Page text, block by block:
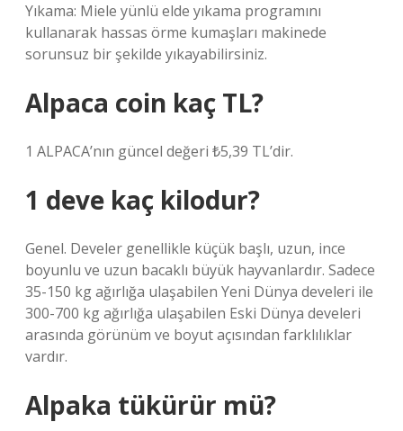
Yıkama: Miele yünlü elde yıkama programını
kullanarak hassas örme kumaşları makinede
sorunsuz bir şekilde yıkayabilirsiniz.
Alpaca coin kaç TL?
1 ALPACA’nın güncel değeri ₺5,39 TL’dir.
1 deve kaç kilodur?
Genel. Develer genellikle küçük başlı, uzun, ince
boyunlu ve uzun bacaklı büyük hayvanlardır. Sadece
35-150 kg ağırlığa ulaşabilen Yeni Dünya develeri ile
300-700 kg ağırlığa ulaşabilen Eski Dünya develeri
arasında görünüm ve boyut açısından farklılıklar
vardır.
Alpaka tükürür mü?